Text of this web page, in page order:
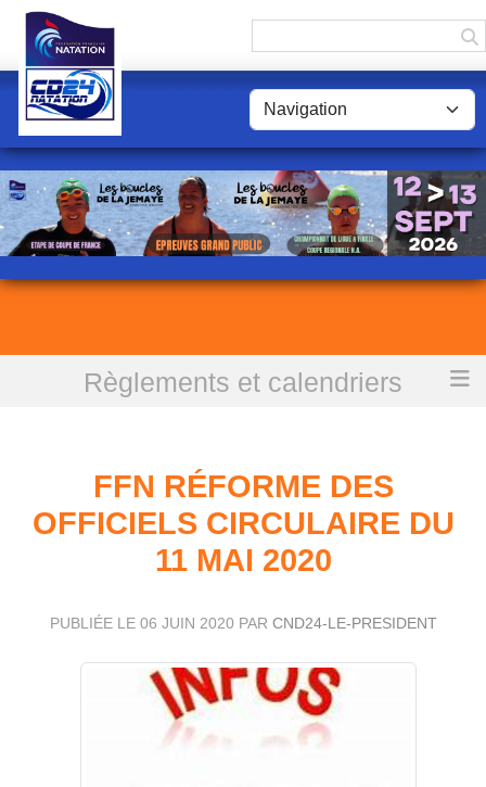
Règlements et calendriers
FFN Réforme des officiels circulaire du 11 Mai 2020
FFN RÉFORME DES
OFFICIELS CIRCULAIRE DU
11 MAI 2020
PUBLIÉE LE 06 JUIN 2020 PAR CND24-LE-PRESIDENT
Panneau de gestion des cookies